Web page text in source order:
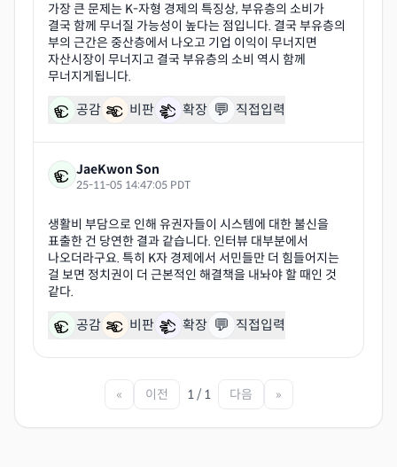
가장 큰 문제는 K-자형 경제의 특징상, 부유층의 소비가
결국 함께 무너질 가능성이 높다는 점입니다. 결국 부유층의
부의 근간은 중산층에서 나오고 기업 이익이 무너지면
자산시장이 무너지고 결국 부유층의 소비 역시 함께
공감 비판 확장 💬 직접입력
JaeKwon Son
25-11-05 14:47:05 PDT
생활비 부담으로 인해 유권자들이 시스템에 대한 불신을
표출한 건 당연한 결과 같습니다. 인터뷰 대부분에서
나오더라구요. 특히 K자 경제에서 서민들만 더 힘들어지는
걸 보면 정치권이 더 근본적인 해결책을 내놔야 할 때인 것
공감 비판 확장 💬 직접입력
« 이전 1 / 1 다음 »